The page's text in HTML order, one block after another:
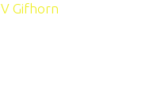
Gifhorn